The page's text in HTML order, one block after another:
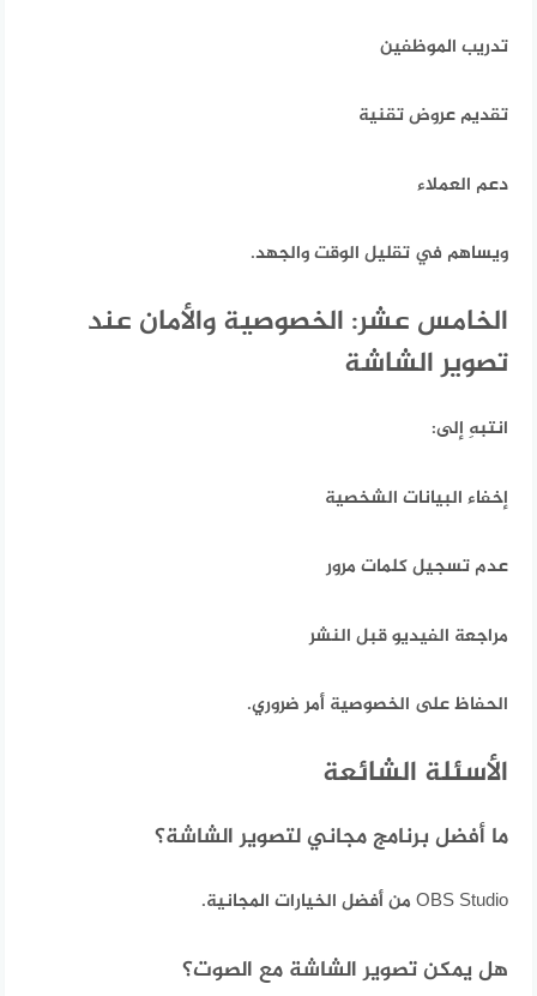
تدريب الموظفين
تقديم عروض تقنية
دعم العملاء
ويساهم في تقليل الوقت والجهد.
الخامس عشر: الخصوصية والأمان عند
تصوير الشاشة
انتبهِ إلى:
إخفاء البيانات الشخصية
عدم تسجيل كلمات مرور
مراجعة الفيديو قبل النشر
الحفاظ على الخصوصية أمر ضروري.
الأسئلة الشائعة
ما أفضل برنامج مجاني لتصوير الشاشة؟
OBS Studio من أفضل الخيارات المجانية.
هل يمكن تصوير الشاشة مع الصوت؟